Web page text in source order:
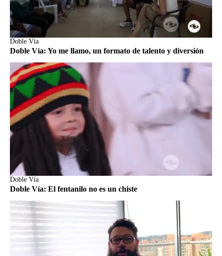
Doble Vía
Doble Vía: Yo me llamo, un formato de talento y diversión
Doble Vía
Doble Vía: El fentanilo no es un chiste